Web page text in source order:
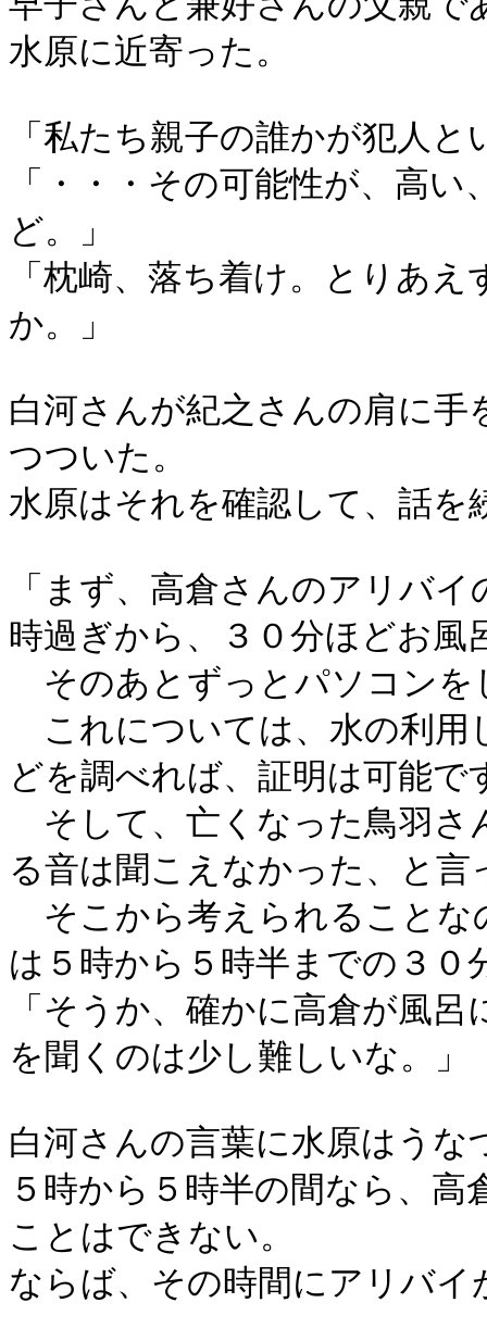
水原に近寄った。
「私たち親子の誰かが犯人
「・・・その可能性が、高
ど。」
「枕崎、落ち着け。とりあ
か。」
白河さんが紀之さんの肩に
つついた。
水原はそれを確認して、話を
「まず、高倉さんのアリバ
時過ぎから、３０分ほどお風
そのあとずっとパソコンを
これについては、水の利用
どを調べれば、証明は可能で
そして、亡くなった鳥羽さ
る音は聞こえなかった、と言
そこから考えられることな
は５時から５時半までの３０
「そうか、確かに高倉が風
を聞くのは少し難しいな。」
白河さんの言葉に水原はうな
５時から５時半の間なら、
ことはできない。
ならば、その時間にアリバ